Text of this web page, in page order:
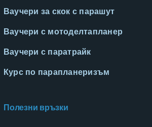
Ваучери за скок с парашут
Ваучери с мотоделтапланер
Ваучери с паратрайк
Курс по парапланеризъм
Полезни връзки